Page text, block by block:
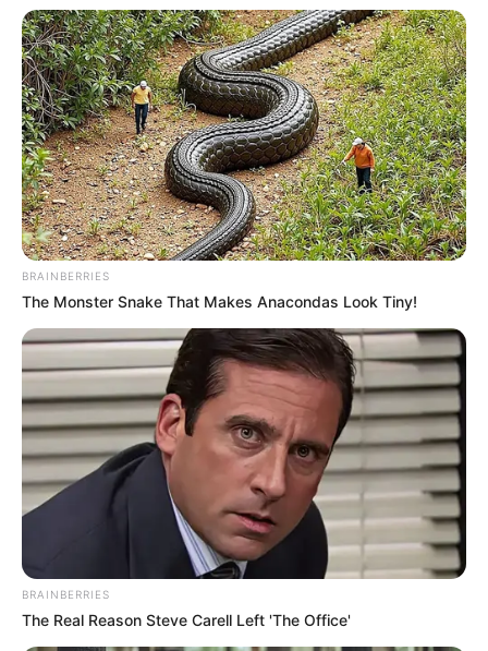
(foto: instagram/adamalhdyt_2)
Biodata & Profil
Nama Lengkap: Muhammad Adam Al Hidayat
Nama Panggung: Adam Hidayat
Nama Panggilan: –
Tempat, Tanggal Lahir: Indonesia, 17 Agustus 2002
Kewarganegaraan: Indonesia
Agama: Islam
Profesi: TikToker, YouTuber
BRAINBERRIES
The Monster Snake That Makes Anacondas Look Tiny!
BRAINBERRIES
The Real Reason Steve Carell Left 'The Office'